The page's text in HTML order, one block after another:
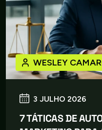
3 JULHO 2026
WESLEY
7 TÁTICAS DE